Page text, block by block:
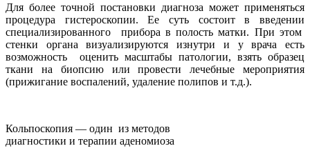
Для более точной постановки диагноза может применяться
процедура гистероскопии. Ее суть состоит в введении
специализированного прибора в полость матки. При этом
стенки органа визуализируются изнутри и у врача есть
возможность оценить масштабы патологии, взять образец
ткани на биопсию или провести лечебные мероприятия
(прижигание воспалений, удаление полипов и т.д.).
Кольпоскопия — один из методов
диагностики и терапии аденомиоза